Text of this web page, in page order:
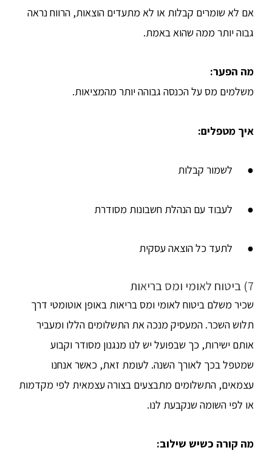
אם לא שומרים קבלות או לא מתעדים הוצאות, הרווח נראה
גבוה יותר ממה שהוא באמת.
מה הפער:
משלמים מס על הכנסה גבוהה יותר מהמציאות.
איך מטפלים:
● לשמור קבלות
● לעבוד עם הנהלת חשבונות מסודרת
● לתעד כל הוצאה עסקית
7) ביטוח לאומי ומס בריאות
שכיר משלם ביטוח לאומי ומס בריאות באופן אוטומטי דרך
תלוש השכר. המעסיק מנכה את התשלומים הללו ומעביר
אותם ישירות, כך שבפועל יש לנו מנגנון מסודר וקבוע
שמטפל בכך לאורך השנה. לעומת זאת, כאשר אנחנו
עצמאים, התשלומים מתבצעים בצורה עצמאית לפי מקדמות
או לפי השומה שנקבעת לנו.
מה קורה כשיש שילוב: